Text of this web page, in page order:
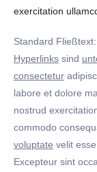
exercitation
Standard
Hyperlinks sind
consectetur
labore et dolore
nostrud
commodo
voluptate velit
Excepteur sint